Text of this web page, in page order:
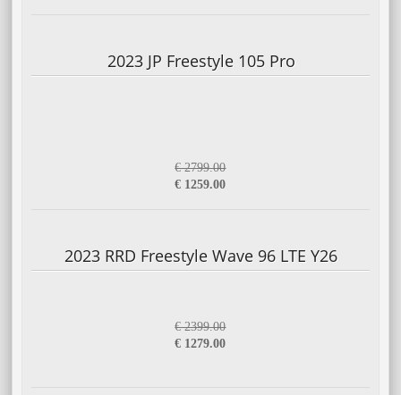
2023 JP Freestyle 105 Pro
€ 2799.00
€ 1259.00
2023 RRD Freestyle Wave 96 LTE Y26
€ 2399.00
€ 1279.00